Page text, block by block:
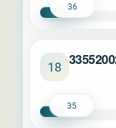
36
18
35